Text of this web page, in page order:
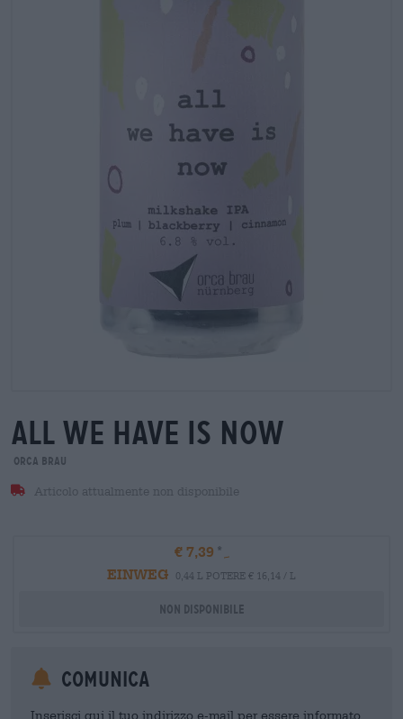
all we have is now
orca brau
Articolo attualmente non disponibile
€ 7,39
EINWEG
0,44 L POTERE € 16,14 / L
Non disponibile
Comunica
Inserisci qui il tuo indirizzo e-mail per essere informato